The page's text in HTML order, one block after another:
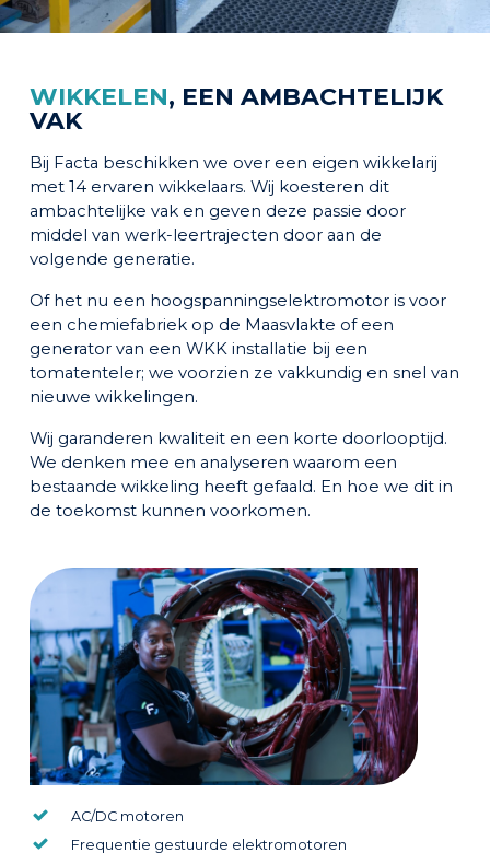
WIKKELEN, EEN AMBACHTELIJK
VAK
Bij Facta beschikken we over een eigen wikkelarij
met 14 ervaren wikkelaars. Wij koesteren dit
ambachtelijke vak en geven deze passie door
middel van werk-leertrajecten door aan de
volgende generatie.
Of het nu een hoogspanningselektromotor is voor
een chemiefabriek op de Maasvlakte of een
generator van een WKK installatie bij een
tomatenteler; we voorzien ze vakkundig en snel van
nieuwe wikkelingen.
Wij garanderen kwaliteit en een korte doorlooptijd.
We denken mee en analyseren waarom een
bestaande wikkeling heeft gefaald. En hoe we dit in
de toekomst kunnen voorkomen.
AC/DC motoren
Frequentie gestuurde elektromotoren